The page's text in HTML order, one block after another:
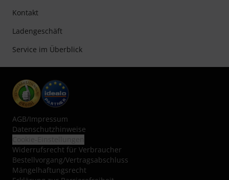
Kontakt
Ladengeschäft
Service im Überblick
AGB/Impressum
Datenschutzhinweise
Widerrufsrecht für Verbraucher
Bestellvorgang/Vertragsabschluss
Mängelhaftungsrecht